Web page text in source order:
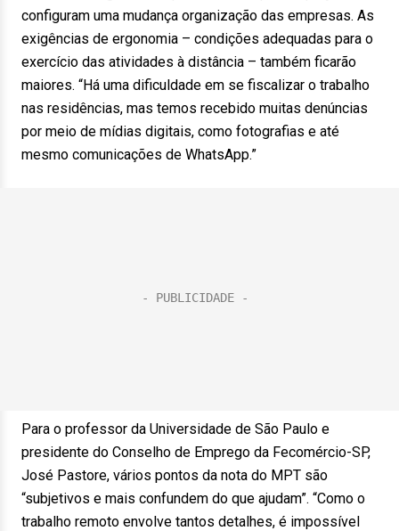
configuram uma mudança organização das empresas. As
exigências de ergonomia – condições adequadas para o
exercício das atividades à distância – também ficarão
maiores. “Há uma dificuldade em se fiscalizar o trabalho
nas residências, mas temos recebido muitas denúncias
por meio de mídias digitais, como fotografias e até
mesmo comunicações de WhatsApp.”
Para o professor da Universidade de São Paulo e
presidente do Conselho de Emprego da Fecomércio-SP,
José Pastore, vários pontos da nota do MPT são
“subjetivos e mais confundem do que ajudam”. “Como o
trabalho remoto envolve tantos detalhes, é impossível